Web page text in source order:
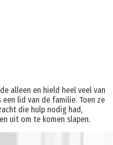
alleen en hield heel veel van
lid van de familie. Toen ze
die hulp nodig had,
uit om te komen slapen.